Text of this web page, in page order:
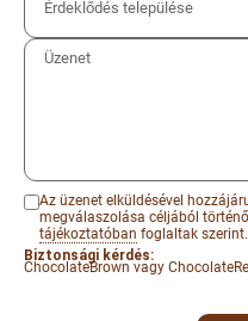
Az üzenet elküldésével
megválaszolása céljából
tájékoztatóban foglaltak
Biztonsági kérdés:
ChocolateBrown vagy